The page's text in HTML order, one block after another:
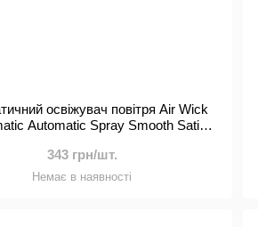
освіжувач повітря Air Wick
Automatic Spray Smooth Satin
змінним балоном, 250 мл
343 грн/шт.
Немає в наявності